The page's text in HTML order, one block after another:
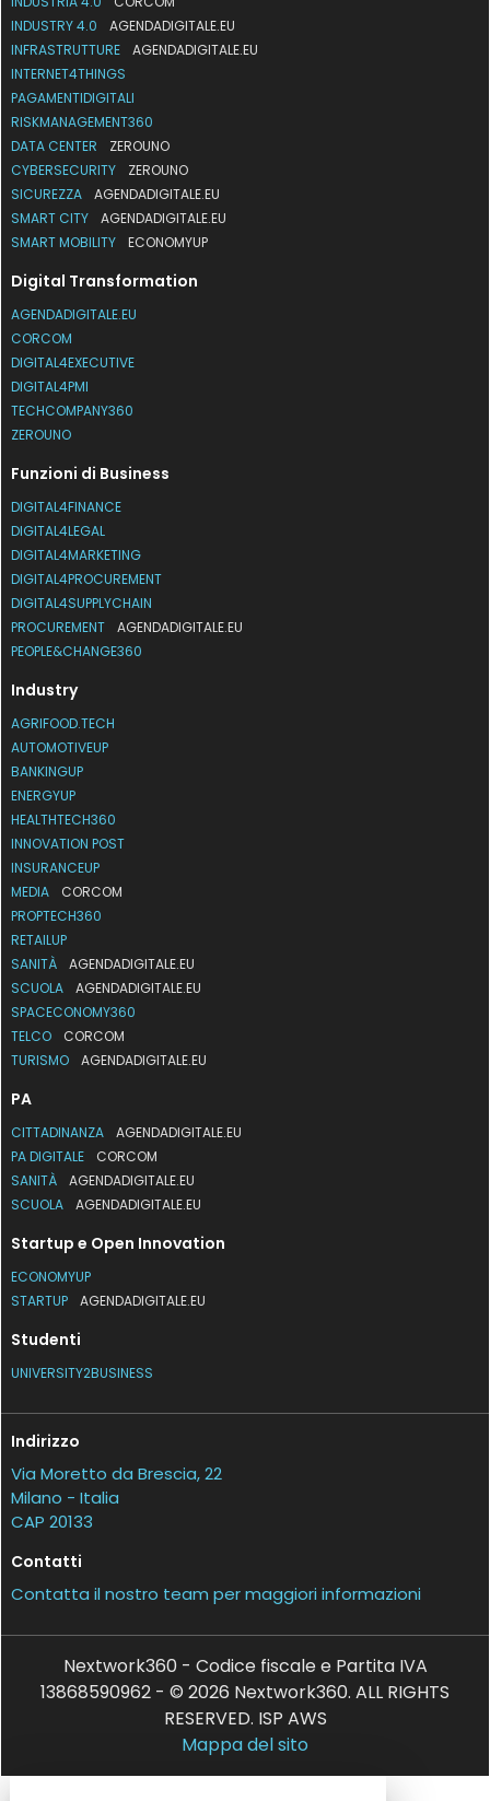
INDUSTRY 4.0
AGENDADIGITALE.EU
INFRASTRUTTURE
AGENDADIGITALE.EU
INTERNET4THINGS
PAGAMENTIDIGITALI
RISKMANAGEMENT360
DATA CENTER
ZEROUNO
CYBERSECURITY
ZEROUNO
SICUREZZA
AGENDADIGITALE.EU
SMART CITY
AGENDADIGITALE.EU
SMART MOBILITY
ECONOMYUP
Digital Transformation
AGENDADIGITALE.EU
CORCOM
DIGITAL4EXECUTIVE
DIGITAL4PMI
TECHCOMPANY360
ZEROUNO
Funzioni di Business
DIGITAL4FINANCE
DIGITAL4LEGAL
DIGITAL4MARKETING
DIGITAL4PROCUREMENT
DIGITAL4SUPPLYCHAIN
PROCUREMENT
AGENDADIGITALE.EU
PEOPLE&CHANGE360
Industry
AGRIFOOD.TECH
AUTOMOTIVEUP
BANKINGUP
ENERGYUP
HEALTHTECH360
INNOVATION POST
INSURANCEUP
MEDIA
CORCOM
PROPTECH360
RETAILUP
SANITÀ
AGENDADIGITALE.EU
SCUOLA
AGENDADIGITALE.EU
SPACECONOMY360
TELCO
CORCOM
TURISMO
AGENDADIGITALE.EU
PA
CITTADINANZA
AGENDADIGITALE.EU
PA DIGITALE
CORCOM
SANITÀ
AGENDADIGITALE.EU
SCUOLA
AGENDADIGITALE.EU
Startup e Open Innovation
ECONOMYUP
STARTUP
AGENDADIGITALE.EU
Studenti
UNIVERSITY2BUSINESS
Indirizzo
Via Moretto da Brescia, 22
Milano - Italia
CAP 20133
Contatti
Contatta il nostro team per maggiori informazioni
Nextwork360 - Codice fiscale e Partita IVA
13868590962 - © 2026 Nextwork360. ALL RIGHTS
RESERVED. ISP AWS
Mappa del sito